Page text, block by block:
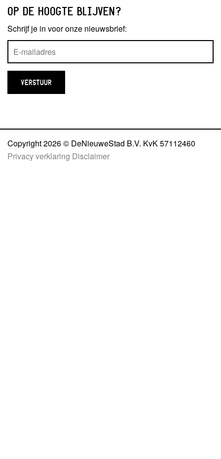
OP DE HOOGTE BLIJVEN?
Schrijf je in voor onze nieuwsbrief:
Copyright 2026 © DeNieuweStad B.V. KvK 57112460
Privacy verklaring Disclaimer